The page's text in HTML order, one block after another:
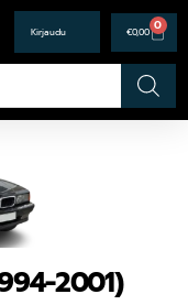
€0,00 0
2001)